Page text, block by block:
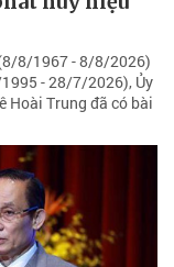
8/1967 - 8/8/2026)
- 28/7/2026), Ủy
Hoài Trung đã có bài